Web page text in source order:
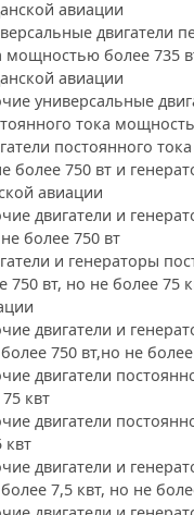
авиации
двигатели
мощностью более 735
авиации
универсальные
тока
постоянного
более 750 вт и
авиации
двигатели и
более 750 вт
и генераторы
вт, но не более 75
двигатели и
750 вт,но не более
двигатели
квт
двигатели
двигатели и
7,5 квт, но не